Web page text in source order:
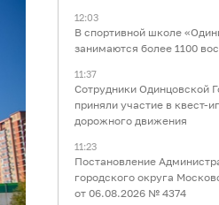
12:03
В спортивной школе
занимаются более 1100
11:37
Сотрудники Одинцовской
приняли участие в квест-
дорожного движения
11:23
Постановление
городского округа
от 06.08.2026 № 4374